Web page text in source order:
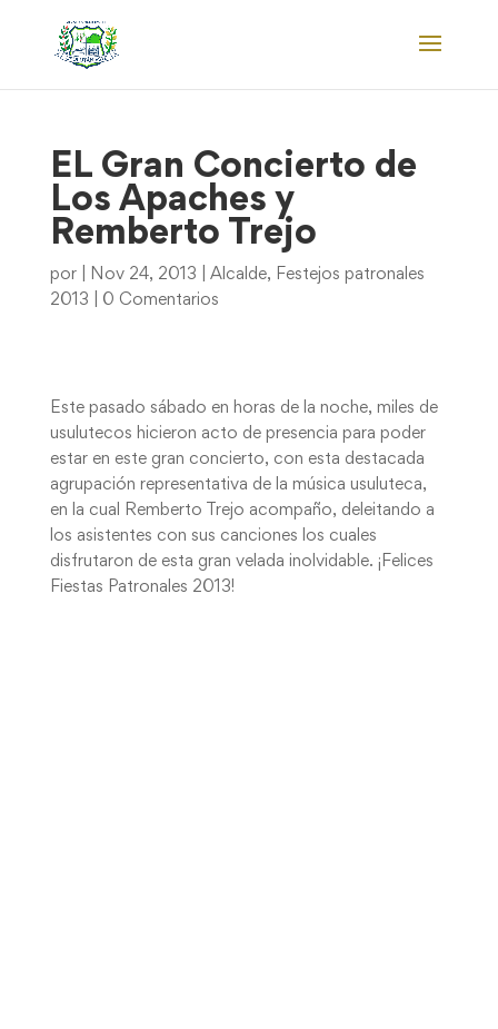
EL Gran Concierto de
Los Apaches y
Remberto Trejo
por Nov 24, 2013 Alcalde, Festejos patronales
2013
0 Comentarios
Este pasado sábado en horas de la noche, miles de
usulutecos hicieron acto de presencia para poder
estar en este gran concierto, con esta destacada
agrupación representativa de la música usuluteca,
en la cual Remberto Trejo acompaño, deleitando a
los asistentes con sus canciones los cuales
disfrutaron de esta gran velada inolvidable. ¡Felices
Fiestas Patronales 2013!